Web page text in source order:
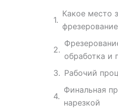
Какое место
обработка и
Рабочий
Финальная
нарезкой